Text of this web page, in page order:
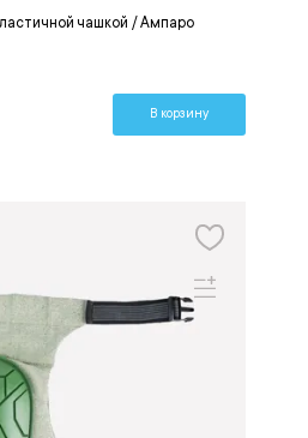
чашкой / Ампаро
В корзину